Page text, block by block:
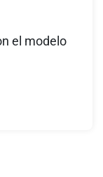
el modelo